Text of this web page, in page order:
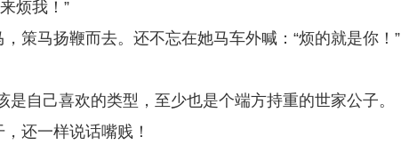
烦我！”
，策马扬鞭而去。还不忘在她马车外喊：“烦的就是你！”
自己喜欢的类型，至少也是个端方持重的世家公子。
还一样说话嘴贱！